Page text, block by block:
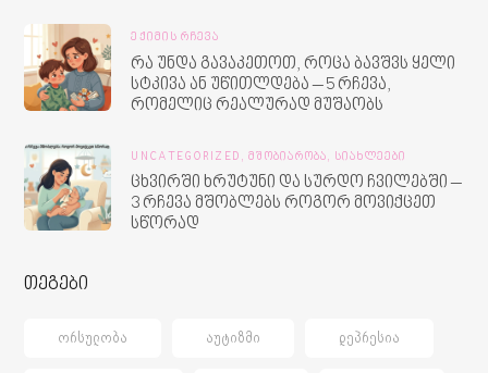
ᲔᲥᲘᲛᲘᲡ ᲠᲩᲔᲕᲐ
რა უნდა გავაკეთოთ, როცა ბავშვს ყელი
სტკივა ან უწითლდება – 5 რჩევა,
რომელიც რეალურად მუშაობს
UNCATEGORIZED, ᲛᲨᲝᲑᲘᲐᲠᲝᲑᲐ, ᲡᲘᲐᲮᲚᲔᲔᲑᲘ
ცხვირში ხრუტუნი და სურდო ჩვილებში –
3 რჩევა მშობლებს როგორ მოვიქცეთ
სწორად
თეგები
ᲝᲠᲡᲣᲚᲝᲑᲐ ᲐᲣᲢᲘᲖᲛᲘ ᲓᲔᲞᲠᲔᲡᲘᲐ